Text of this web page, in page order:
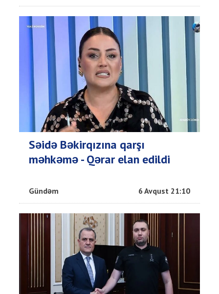
Səidə Bəkirqızına qarşı
məhkəmə - Qərar elan edildi
Gündəm 6 Avqust 21:10